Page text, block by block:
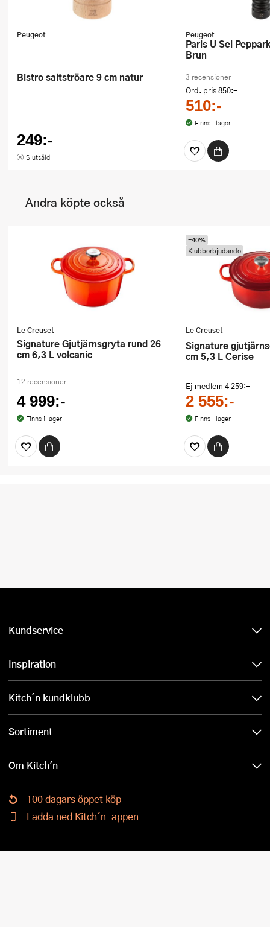
Peugeot
Bistro saltströare 9 cm natur
249:-
Slutsåld
Peugeot
Paris U Sel Pepparkvarn 22 cm
Brun
3 recensioner
Ord. pris850:-
510:-
Finns i lager
Andra köpte också
Le Creuset
Signature Gjutjärnsgryta rund 26
cm 6,3 L volcanic
12 recensioner
4 999:-
Finns i lager
Le Creuset
Signature gjutjärnsgryta rund 26
cm 5,3 L Cerise
Ej medlem 4 259:-
2 555:-
Finns i lager
-40%
Klubberbjudande
Kundservice
Inspiration
Kitch´n kundklubb
Sortiment
Om Kitch'n
100 dagars öppet köp
Ladda ned Kitch´n-appen